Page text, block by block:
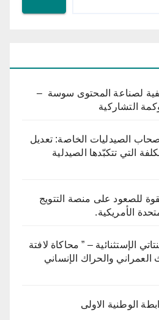
لصناعة المحتوى سوسة –
التشاركية
الصيدليات الخاصة: تعديل
التي تتكبّدها الصيدلية
للصعود على منصة التتويج
الأمريكية.
الإستثنائية – ” محاكاة لافتة
والحراك الإنساني
الوطنية الاولى